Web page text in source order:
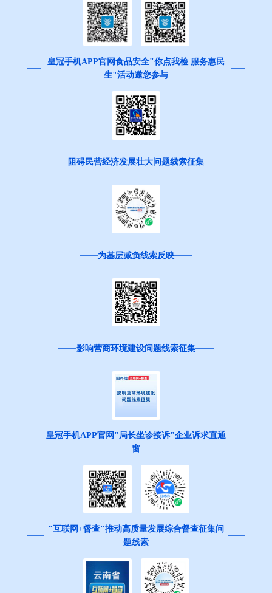
皇冠手机APP官网食品安全"你点我检 服务惠民
生"活动邀您参与
阻碍民营经济发展壮大问题线索征集
为基层减负线索反映
影响营商环境建设问题线索征集
皇冠手机APP官网"局长坐诊接诉"企业诉求直通
窗
"互联网+督查"推动高质量发展综合督查征集问
题线索